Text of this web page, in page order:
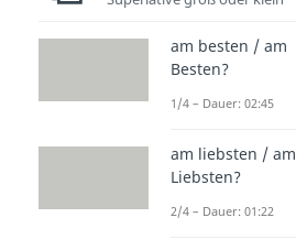
am besten / am
Besten?
1/4 – Dauer: 02:45
am liebsten / am
Liebsten?
2/4 – Dauer: 01:22